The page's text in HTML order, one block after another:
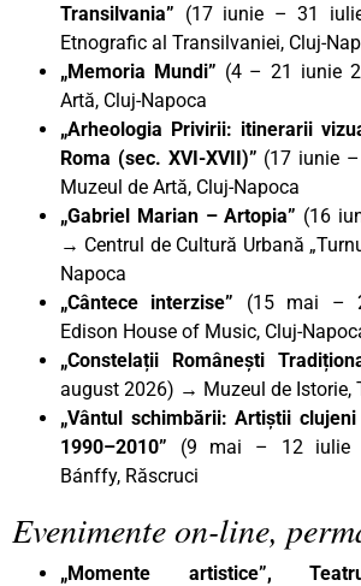
Transilvania” (17 iunie – 31
Etnografic al Transilvaniei, Cluj-
„Memoria Mundi” (4 – 21 iunie
Artă, Cluj-Napoca
„Arheologia Privirii: itinerarii
Roma (sec. XVI-XVII)” (17 iunie
Muzeul de Artă, Cluj-Napoca
„Gabriel Marian – Artopia” (16
→ Centrul de Cultură Urbană
Napoca
„Cântece interzise” (15 mai –
Edison House of Music, Cluj-
„Constelații Românești
august 2026) → Muzeul de Istorie,
„Vântul schimbării: Artiștii
1990–2010” (9 mai – 12 iulie
Bánffy, Răscruci
Evenimente on-line,
„Momente artistice”,